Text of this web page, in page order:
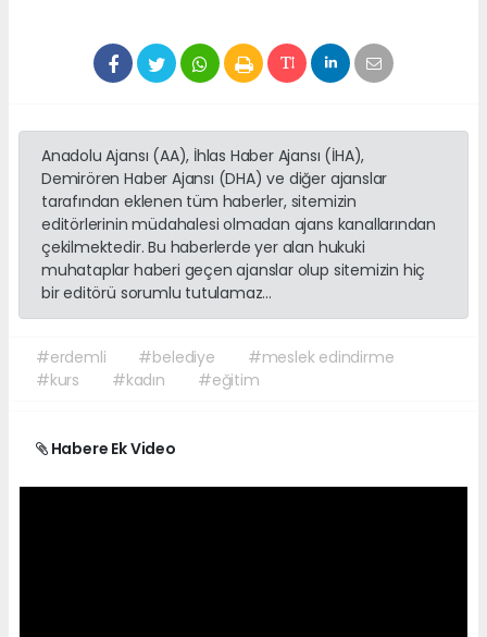
Anadolu Ajansı (AA), İhlas Haber Ajansı (İHA),
Demirören Haber Ajansı (DHA) ve diğer ajanslar
tarafından eklenen tüm haberler, sitemizin
editörlerinin müdahalesi olmadan ajans kanallarından
çekilmektedir. Bu haberlerde yer alan hukuki
muhataplar haberi geçen ajanslar olup sitemizin hiç
bir editörü sorumlu tutulamaz...
#erdemli #belediye
#meslek edindirme
#kurs
#kadın #eğitim
Habere Ek Video